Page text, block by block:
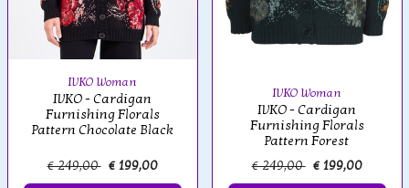
IVKO Woman
IVKO - Cardigan
Furnishing Florals
Pattern Chocolate Black
€ 249,00 € 199,00
IVKO Woman
IVKO - Cardigan
Furnishing Florals
Pattern Forest
€ 249,00 € 199,00